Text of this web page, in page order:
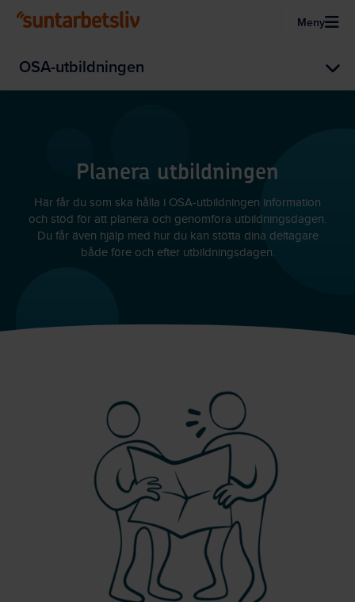
Meny
OSA-utbildningen
Planera utbildningen
Här får du som ska hålla i OSA-utbildningen information
och stöd för att planera och genomföra utbildningsdagen.
Du får även hjälp med hur du kan stötta dina deltagare
både före och efter utbildningsdagen.